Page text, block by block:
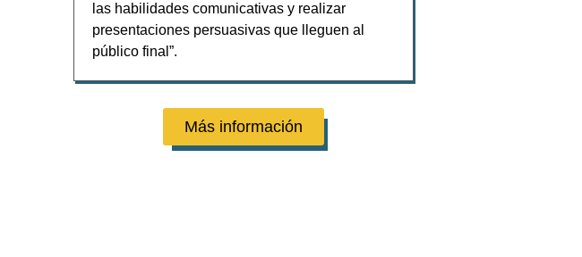
las habilidades comunicativas y realizar
presentaciones persuasivas que lleguen al
público final”.
Más información